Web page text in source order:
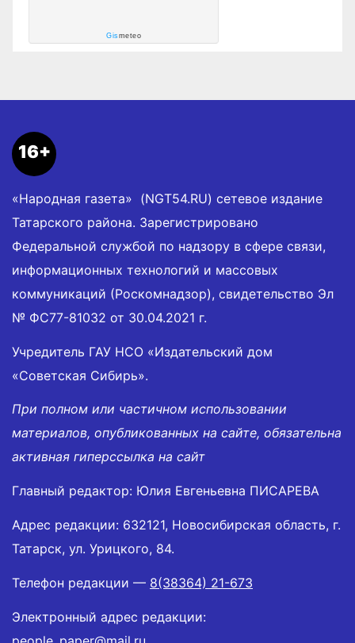
Gismeteo
16+
«Народная газета» (NGT54.RU) сетевое издание
Татарского района. Зарегистрировано
Федеральной службой по надзору в сфере связи,
информационных технологий и массовых
коммуникаций (Роскомнадзор), свидетельство Эл
№ ФС77-81032 от 30.04.2021 г.
Учредитель ГАУ НСО «Издательский дом
«Советская Сибирь».
При полном или частичном использовании
материалов, опубликованных на сайте, обязательна
активная гиперссылка на сайт
Главный редактор: Юлия Евгеньевна ПИСАРЕВА
Адрес редакции: 632121, Новосибирская область, г.
Татарск, ул. Урицкого, 84.
Телефон редакции — 8(38364) 21-673
Электронный адрес редакции: